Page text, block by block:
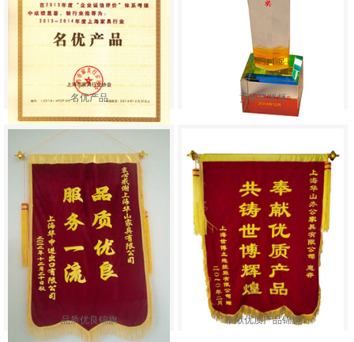
名优产品 贡献奖奖杯
品质优良锦旗 奉献优质产品锦旗